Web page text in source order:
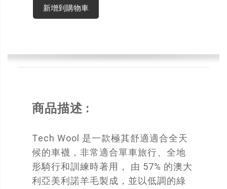
新增到購物車
商品描述 :
Tech Wool 是一款極其舒適適合全天
候的車襪，非常適合單車旅行、全地
形騎行和訓練時著用， 由 57% 的澳大
利亞美利諾羊毛製成，並以低調的綠